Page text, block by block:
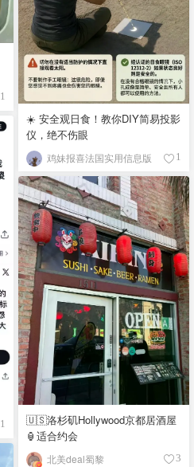
1
☀️ 安全观日食！教你DIY简易投影
仪，绝不伤眼
鸡妹报喜法国实用信息版 1
1
🇺🇸洛杉矶Hollywood京都居酒屋
🏮适合约会
北美deal蜀黎 3